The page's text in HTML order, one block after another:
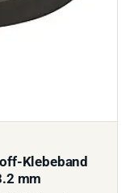
Klebeband
mm